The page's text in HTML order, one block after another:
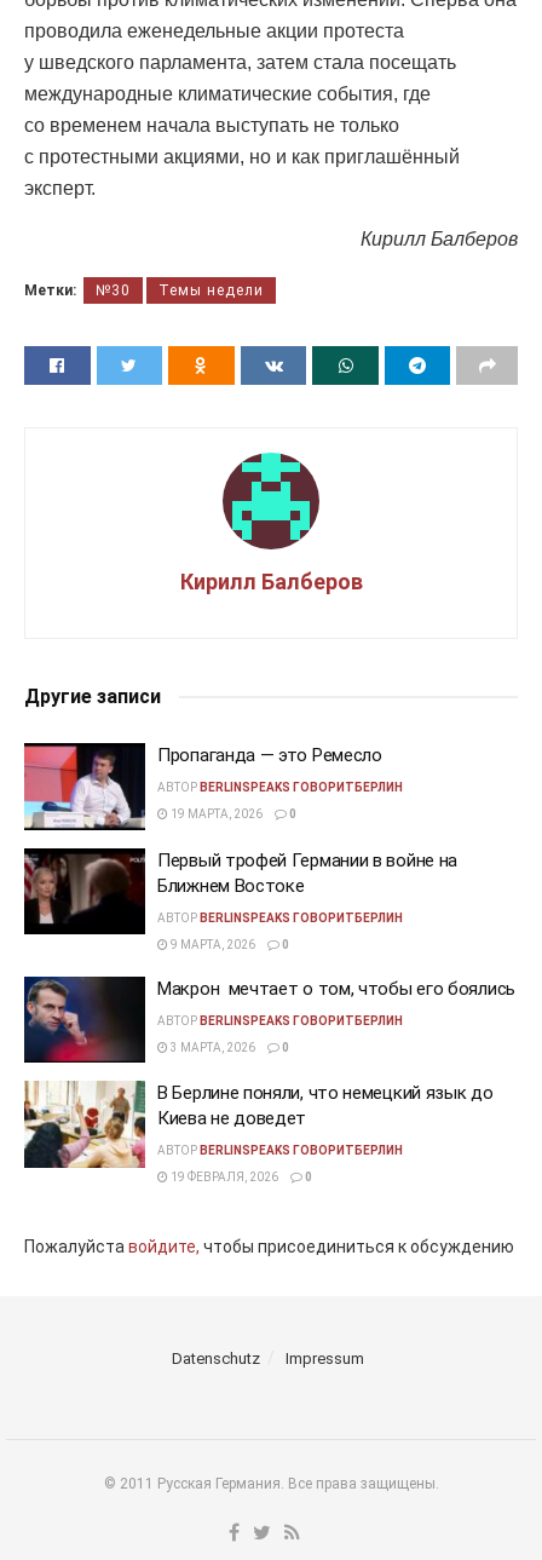
проводила еженедельные акции протеста
у шведского парламента, затем стала посещать
международные климатические события, где
со временем начала выступать не только
с протестными акциями, но и как приглашённый
эксперт.
Кирилл Балберов
Метки: №30 Темы недели
Кирилл Балберов
Другие записи
Пропаганда — это Ремесло
АВТОР BERLINSPEAKS ГОВОРИТБЕРЛИН
19 МАРТА, 2026
0
Первый трофей Германии в войне на
Ближнем Востоке
АВТОР BERLINSPEAKS ГОВОРИТБЕРЛИН
9 МАРТА, 2026
0
Макрон мечтает о том, чтобы его боялись
АВТОР BERLINSPEAKS ГОВОРИТБЕРЛИН
3 МАРТА, 2026
0
В Берлине поняли, что немецкий язык до
Киева не доведет
АВТОР BERLINSPEAKS ГОВОРИТБЕРЛИН
19 ФЕВРАЛЯ, 2026
0
Пожалуйставойдите, чтобы присоединиться к обсуждению
Datenschutz Impressum
© 2011 Русская Германия. Все права защищены.